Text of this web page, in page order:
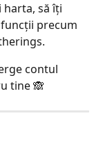
harta, să îți
precum
contul
tine 🙈